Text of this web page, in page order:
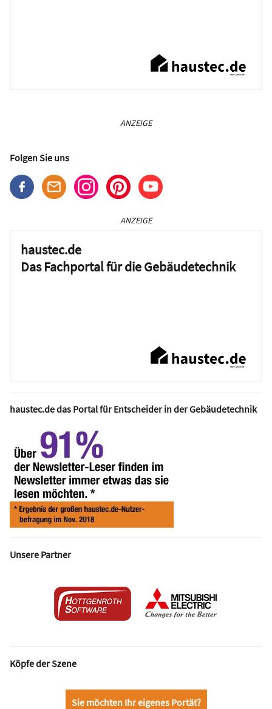
ANZEIGE
Folgen Sie uns
ANZEIGE
haustec.de
Das Fachportal für die Gebäudetechnik
haustec.de das Portal für Entscheider in der Gebäudetechnik
Unsere Partner
Köpfe der Szene
Sie möchten Ihr eigenes Portät?